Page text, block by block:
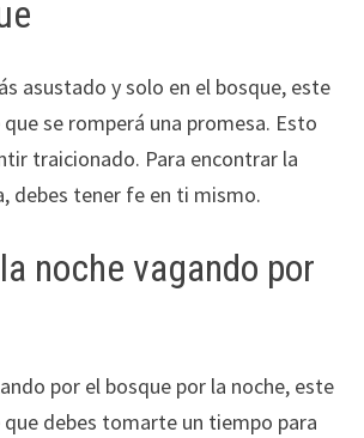
asustado y solo en el bosque, este
se romperá una promesa. Esto
traicionado. Para encontrar la
debes tener fe en ti mismo.
noche vagando por
por el bosque por la noche, este
debes tomarte un tiempo para